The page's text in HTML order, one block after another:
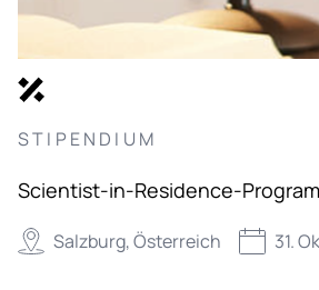
STIPENDIUM
Scientist-in-Residence-
Salzburg, Österreich 31.